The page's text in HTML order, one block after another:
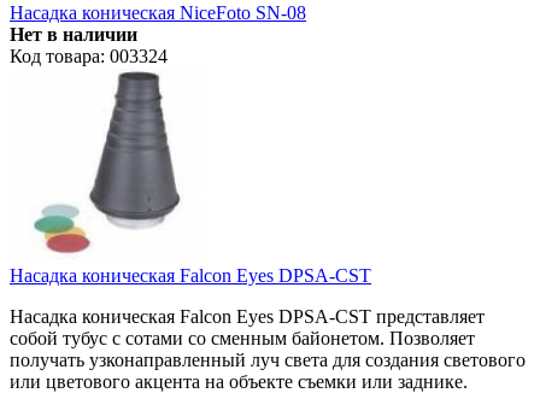
Насадка коническая NiceFoto SN-08
Нет в наличии
Код товара: 003324
Насадка коническая Falcon Eyes DPSA-CST
Насадка коническая Falcon Eyes DPSA-CST представляет
собой тубус с сотами со сменным байонетом. Позволяет
получать узконаправленный луч света для создания светового
или цветового акцента на объекте съемки или заднике.